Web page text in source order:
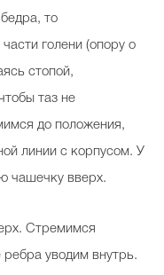
то
голени (опору о
стопой,
таз не
до положения,
линии с корпусом. У
чашечку вверх.
Стремимся
уводим внутрь.